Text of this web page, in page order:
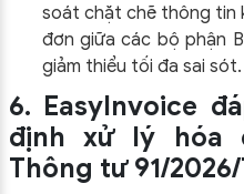
soát chặt chẽ thông tin
đơn giữa các bộ phận
giảm thiểu tối đa sai sót.
6. EasyInvoice
định xử lý hóa
Thông tư 91/